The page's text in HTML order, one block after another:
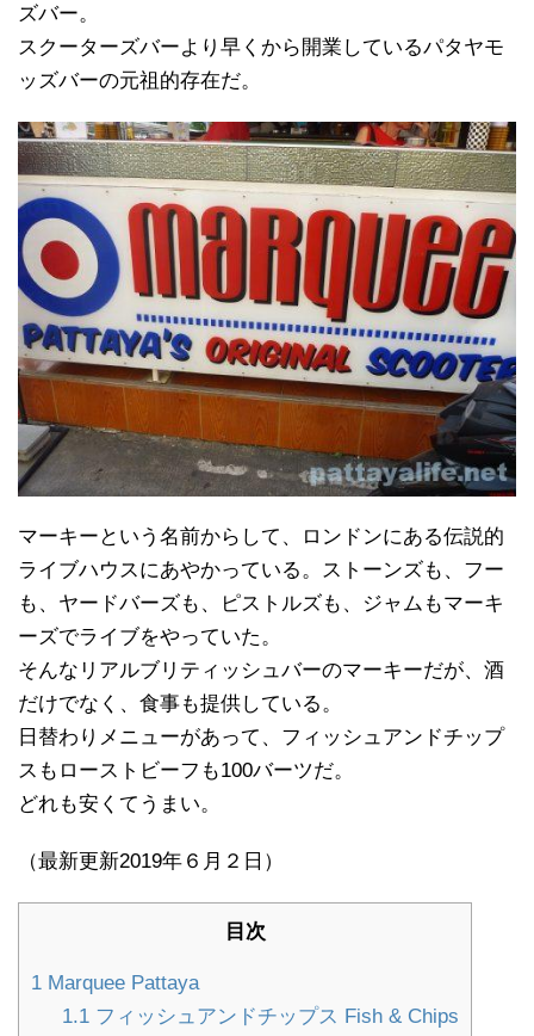
ズバー。
スクーターズバーより早くから開業しているパタヤモ
ッズバーの元祖的存在だ。
マーキーという名前からして、ロンドンにある伝説的
ライブハウスにあやかっている。ストーンズも、フー
も、ヤードバーズも、ピストルズも、ジャムもマーキ
ーズでライブをやっていた。
そんなリアルブリティッシュバーのマーキーだが、酒
だけでなく、食事も提供している。
日替わりメニューがあって、フィッシュアンドチップ
スもローストビーフも100バーツだ。
どれも安くてうまい。
（最新更新2019年６月２日）
目次
1 Marquee Pattaya
1.1フィッシュアンドチップス Fish & Chips